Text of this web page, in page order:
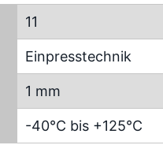
11
Einpresstechnik
1 mm
-40°C bis +125°C